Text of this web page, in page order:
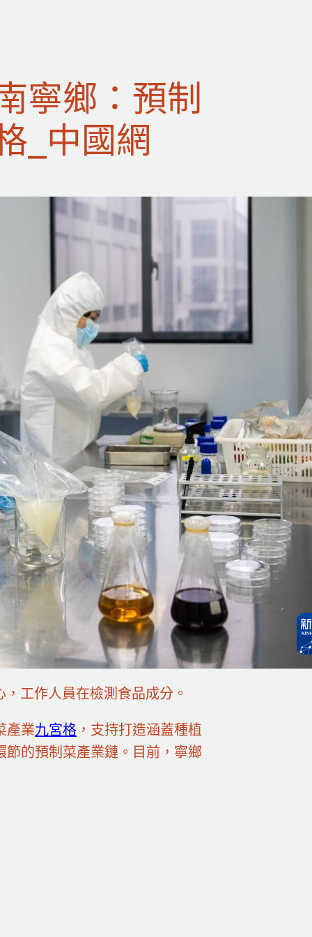
寧鄉：預制
_中國網
工作人員在檢測食品成分。
產業九宮格 ，支持打造涵蓋種植
的預制菜產業鏈。目前，寧鄉